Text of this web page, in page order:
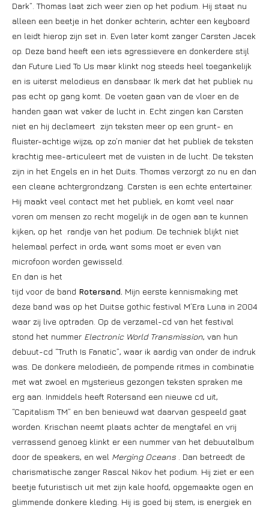
Dark”. Thomas laat zich weer zien op het podium. Hij staat nu
alleen een beetje in het donker achterin, achter een keyboard
en leidt hierop zijn set in. Even later komt zanger Carsten Jacek
op. Deze band heeft een iets agressievere en donkerdere stijl
dan Future Lied To Us maar klinkt nog steeds heel toegankelijk
en is uiterst melodieus en dansbaar. Ik merk dat het publiek nu
pas echt op gang komt. De voeten gaan van de vloer en de
handen gaan wat vaker de lucht in. Echt zingen kan Carsten
niet en hij declameert zijn teksten meer op een grunt- en
fluister-achtige wijze, op zo’n manier dat het publiek de teksten
krachtig mee-articuleert met de vuisten in de lucht. De teksten
zijn in het Engels en in het Duits. Thomas verzorgt zo nu en dan
een cleane achtergrondzang. Carsten is een echte entertainer.
Hij maakt veel contact met het publiek, en komt veel naar
voren om mensen zo recht mogelijk in de ogen aan te kunnen
kijken, op het randje van het podium. De techniek blijkt niet
helemaal perfect in orde, want soms moet er even van
microfoon worden gewisseld.
En dan is het
tijd voor de band Rotersand. Mijn eerste kennismaking met
deze band was op het Duitse gothic festival M’Era Luna in 2004
waar zij live optraden. Op de verzamel-cd van het festival
stond het nummer Electronic World Transmission, van hun
debuut-cd “Truth Is Fanatic”, waar ik aardig van onder de indruk
was. De donkere melodieën, de pompende ritmes in combinatie
met wat zwoel en mysterieus gezongen teksten spraken me
erg aan. Inmiddels heeft Rotersand een nieuwe cd uit,
“Capitalism TM” en ben benieuwd wat daarvan gespeeld gaat
worden. Krischan neemt plaats achter de mengtafel en vrij
verrassend genoeg klinkt er een nummer van het debuutalbum
door de speakers, en wel Merging Oceans . Dan betreedt de
charismatische zanger Rascal Nikov het podium. Hij ziet er een
beetje futuristisch uit met zijn kale hoofd, opgemaakte ogen en
glimmende donkere kleding. Hij is goed bij stem, is energiek en